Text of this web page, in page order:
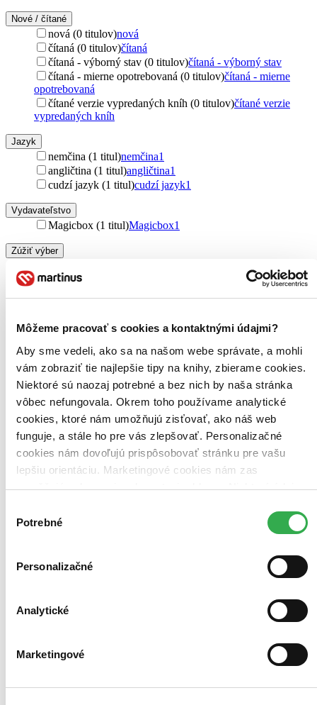
Môžeme pracovať s cookies a kontaktnými údajmi?
Aby sme vedeli, ako sa na našom webe správate, a mohli
vám zobraziť tie najlepšie tipy na knihy, zbierame cookies.
Niektoré sú naozaj potrebné a bez nich by naša stránka
vôbec nefungovala. Okrem toho používame analytické
cookies, ktoré nám umožňujú zisťovať, ako náš web
funguje, a stále ho pre vás zlepšovať. Personalizačné
cookies nám dovoľujú prispôsobovať stránku pre vašu
lepšiu orientáciu. Marketingové cookies nám zas
umožňujú zobrazenie relevantnej reklamy. Niektoré údaje
keby sme mohli používať všetky tieto cookies. Ďakujeme!
súhlasu
Potrebné
Personalizačné
Analytické
Marketingové
Nové / čítané
nová (0 titulov)nová
čítaná (0 titulov)čítaná
čítaná - výborný stav (0 titulov)čítaná - výborný stav
čítaná - mierne opotrebovaná (0 titulov)čítaná - mierne
opotrebovaná
čítané verzie vypredaných kníh (0 titulov)čítané verzie
vypredaných kníh
Jazyk
nemčina (1 titul)nemčina1
angličtina (1 titul)angličtina1
cudzí jazyk (1 titul)cudzí jazyk1
Vydavateľstvo
Magicbox (1 titul)Magicbox1
Zúžiť výber
Zoradiť
Bestsellery
Top hodnotené
Novinky
Najdrahšie
Najlacnejšie
Najvyššia zľava